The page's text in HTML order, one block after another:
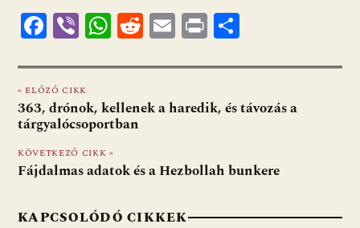
F
e
b
o
o
k
Vi
er
W
at
s
A
p
p
R
d
di
E
ai
l
Pr
t za
m
« ELŐZŐ CIKK
363, drónok, kellenek a haredik, és távozás a
tárgyalócsoportban
KÖVETKEZŐ CIKK »
Fájdalmas adatok és a Hezbollah bunkere
KAPCSOLÓDÓ CIKKEK